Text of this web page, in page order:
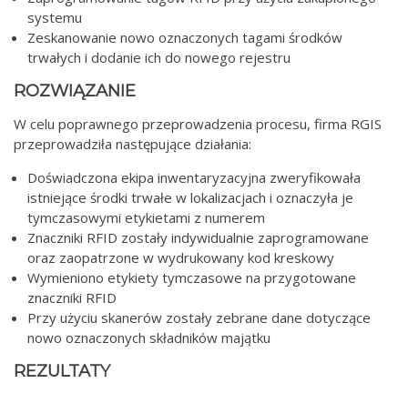
systemu
Zeskanowanie nowo oznaczonych tagami środków
trwałych i dodanie ich do nowego rejestru
ROZWIĄZANIE
W celu poprawnego przeprowadzenia procesu, firma RGIS
przeprowadziła następujące działania:
Doświadczona ekipa inwentaryzacyjna zweryfikowała
istniejące środki trwałe w lokalizacjach i oznaczyła je
tymczasowymi etykietami z numerem
Znaczniki RFID zostały indywidualnie zaprogramowane
oraz zaopatrzone w wydrukowany kod kreskowy
Wymieniono etykiety tymczasowe na przygotowane
znaczniki RFID
Przy użyciu skanerów zostały zebrane dane dotyczące
nowo oznaczonych składników majątku
REZULTATY